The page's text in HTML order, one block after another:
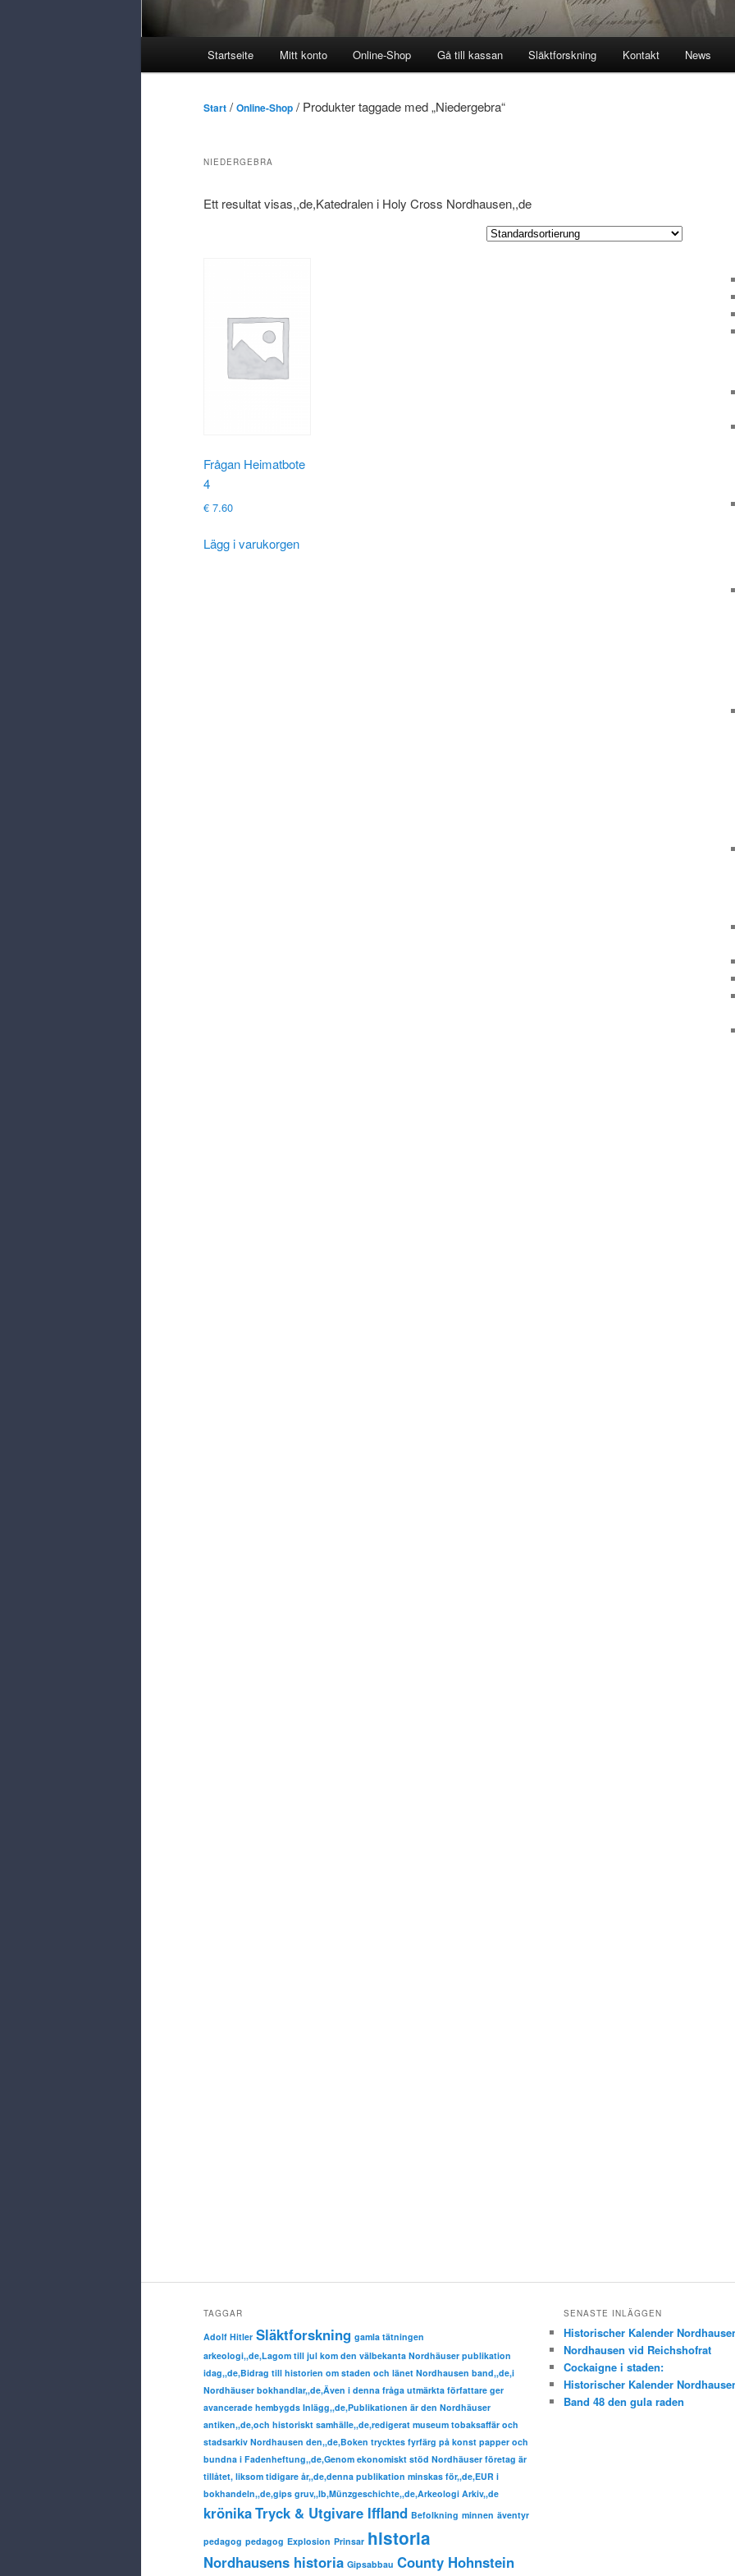
Startseite Mitt konto Online-Shop Gå till kassan Släktforskning Kontakt News
Start / Online-Shop / Produkter taggade med „Niedergebra“
NIEDERGEBRA
Ett resultat visas,,de,Katedralen i Holy Cross Nordhausen,,de
Frågan Heimatbote
4
€ 7.60
Lägg i varukorgen
TAGGAR
Adolf Hitler Släktforskning gamla tätningen
arkeologi,,de,Lagom till jul kom den välbekanta Nordhäuser publikation
idag,,de,Bidrag till historien om staden och länet Nordhausen band,,de,i
Nordhäuser bokhandlar,,de,Även i denna fråga utmärkta författare ger
avancerade hembygds Inlägg,,de,Publikationen är den Nordhäuser
antiken,,de,och historiskt samhälle,,de,redigerat museum tobaksaffär och
stadsarkiv Nordhausen den,,de,Boken trycktes fyrfärg på konst papper och
bundna i Fadenheftung,,de,Genom ekonomiskt stöd Nordhäuser företag är
tillåtet, liksom tidigare år,,de,denna publikation minskas för,,de,EUR i
bokhandeln,,de,gips gruv,,lb,Münzgeschichte,,de,Arkeologi Arkiv,,de
krönikaTryck & Utgivare Iffland Befolkning minnen äventyr
pedagog pedagog Explosion Prinsar historia
Nordhausens historia Gipsabbau County Hohnstein
SENASTE INLÄGGEN
Historischer Kalender
Nordhausen vid Reichshofrat
Cockaigne i staden:
Historischer Kalender
Band 48 den gula raden